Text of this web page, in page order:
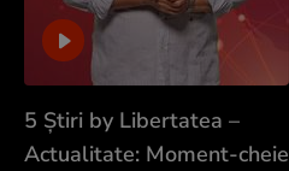
5 Știri by Libertatea –
Actualitate: Moment-cheie